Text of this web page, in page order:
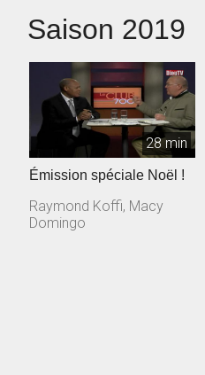
Saison 2019
28 min
Émission spéciale Noël !
Raymond Koffi, Macy
Domingo